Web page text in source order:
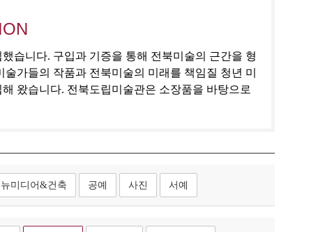
습니다. 구입과 기증을 통해 전북미술의 근간을 형
가들의 작품과 전북미술의 미래를 책임질 청년 미
왔습니다. 전북도립미술관은 소장품을 바탕으로
뉴미디어&건축 공예 사진 서예